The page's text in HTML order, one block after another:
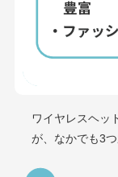
ワイヤレスヘッ
が、なかでも3つ